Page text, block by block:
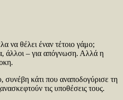
να θέλει έναν τέτοιο γάμο;
άλλοι – για απόγνωση. Αλλά η
συνέβη κάτι που αναποδογύρισε τη
τις υποθέσεις τους.